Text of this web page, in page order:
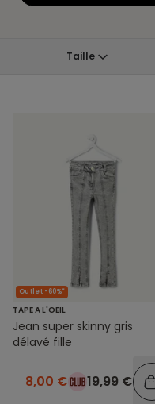
Taille
Outlet -60%*
TAPE A L'OEIL
Jean super skinny gris
délavé fille
8,00 € 19,99 €